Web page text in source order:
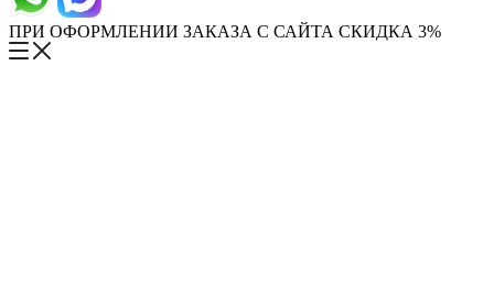
ПРИ ОФОРМЛЕНИИ ЗАКАЗА С САЙТА СКИДКА 3%